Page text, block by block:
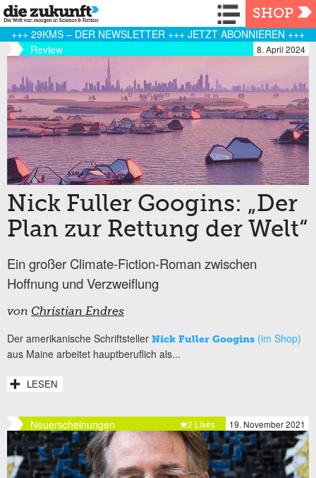
Navigation
SHOP
+++ 29KMS – DER NEWSLETTER +++ JETZT ABONNIEREN +++
Review
8. April 2024
Nick Fuller Googins: „Der
Plan zur Rettung der Welt“
Ein großer Climate-Fiction-Roman zwischen
Hoffnung und Verzweiflung
von Christian Endres
Der amerikanische Schriftsteller Nick Fuller Googins (im Shop)
aus Maine arbeitet hauptberuflich als...
LESEN
Neuerscheinungen 19. November 2021
2 Likes